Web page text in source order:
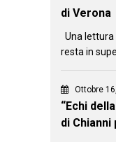
di Verona
Una lettura
resta in
Ottobre
“Echi
di